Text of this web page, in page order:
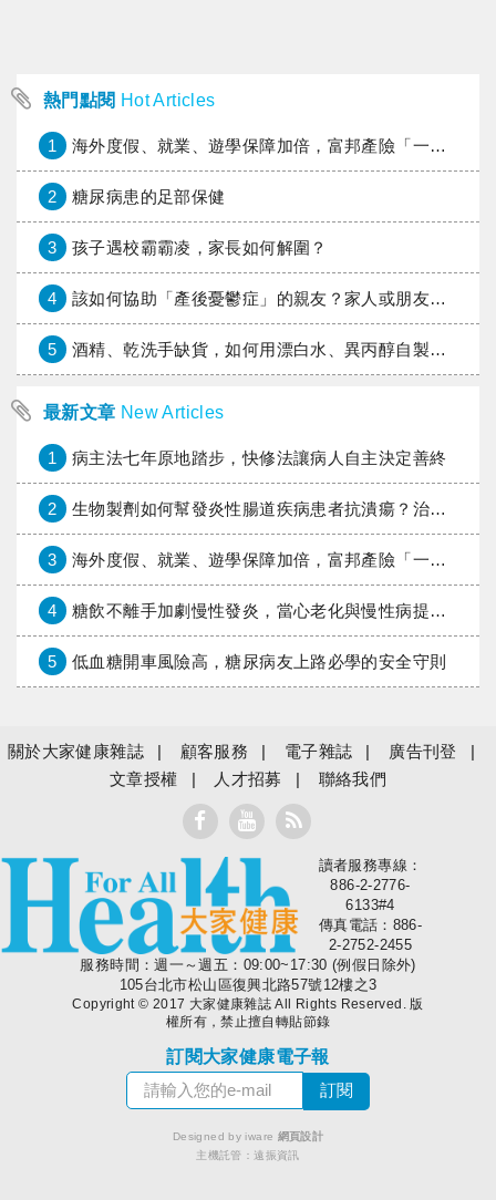
熱門點閱 Hot Articles
1 海外度假、就業、遊學保障加倍，富邦產險「一期逐夢」專案加碼遠距醫療與緊急救援
2 糖尿病患的足部保健
3 孩子遇校霸霸凌，家長如何解圍？
4 該如何協助「產後憂鬱症」的親友？家人或朋友的陪伴指南
5 酒精、乾洗手缺貨，如何用漂白水、異丙醇自製消毒水？
最新文章 New Articles
1 病主法七年原地踏步，快修法讓病人自主決定善終
2 生物製劑如何幫發炎性腸道疾病患者抗潰瘍？治療進展與健保給付困境一次看
3 海外度假、就業、遊學保障加倍，富邦產險「一期逐夢」專案加碼遠距醫療與緊急救援
4 糖飲不離手加劇慢性發炎，當心老化與慢性病提早報到
5 低血糖開車風險高，糖尿病友上路必學的安全守則
關於大家健康雜誌 顧客服務 電子雜誌
廣告刊登
文章授權
人才招募 聯絡我們
大家健康
讀者服務專線：
886-2-2776-
6133#4
傳真電話：886-
2-2752-2455
服務時間：週一～週五：09:00~17:30 (例假日除外)
105台北市松山區復興北路57號12樓之3
Copyright © 2017 大家健康雜誌 All Rights Reserved. 版
權所有，禁止擅自轉貼節錄
訂閱大家健康電子報
Designed by iware 網頁設計
主機託管：遠振資訊